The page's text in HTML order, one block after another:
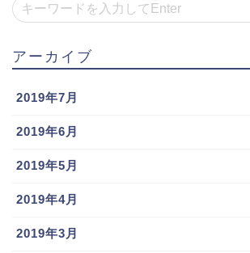
アーカイブ
2019年7月
2019年6月
2019年5月
2019年4月
2019年3月